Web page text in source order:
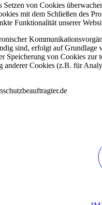
von Cookies
mit dem Schließen des
Funktionalität unserer
sind, erfolgt auf
Speicherung von Cookies zur
anderer Cookies (z.B. für